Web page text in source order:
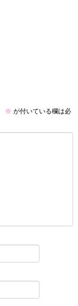
※ が付いている欄は必